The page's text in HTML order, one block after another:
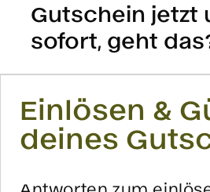
Gutschein jetzt
sofort, geht
Einlösen &
deines
Antworten zum